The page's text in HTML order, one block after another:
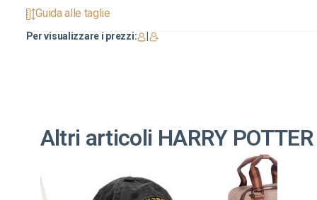
Guida alle taglie
Per visualizzare i prezzi:
Altri articoli HARRY POTTER